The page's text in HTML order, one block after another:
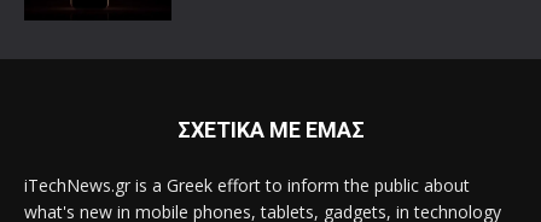
ΣΧΕΤΙΚΑ ΜΕ ΕΜΑΣ
iTechNews.gr is a Greek effort to inform the public about
what's new in mobile phones, tablets, gadgets, in technology